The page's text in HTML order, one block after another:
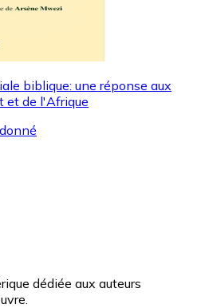
biblique: une réponse aux
et de l'Afrique
dédiée aux auteurs